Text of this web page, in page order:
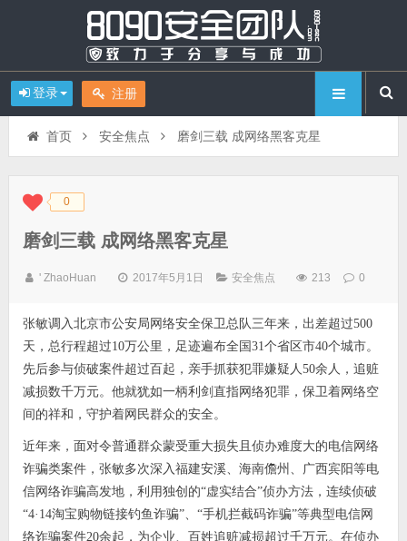
登录 注册
首页 安全焦点 磨剑三载 成网络黑客克星
◆◆ 0
磨剑三载 成网络黑客克星
' ZhaoHuan 2017年5月1日 安全焦点 213 0
张敏调入北京市公安局网络安全保卫总队三年来，出差超过500
天，总行程超过10万公里，足迹遍布全国31个省区市40个城市。
先后参与侦破案件超过百起，亲手抓获犯罪嫌疑人50余人，追赃
减损数千万元。他就犹如一柄利剑直指网络犯罪，保卫着网络空
间的祥和，守护着网民群众的安全。
近年来，面对令普通群众蒙受重大损失且侦办难度大的电信网络
诈骗类案件，张敏多次深入福建安溪、海南儋州、广西宾阳等电
信网络诈骗高发地，利用独创的“虚实结合”侦办方法，连续侦破
“4·14淘宝购物链接钓鱼诈骗”、“手机拦截码诈骗”等典型电信网
络诈骗案件20余起，为企业、百姓追赃减损超过千万元。在侦办